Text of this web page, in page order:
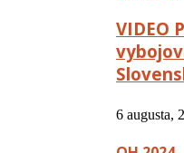
VIDEO
6 augusta,